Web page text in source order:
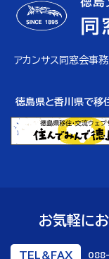
アカンサス同窓会
徳島県と香川県で移
お気軽に
TEL＆FAX